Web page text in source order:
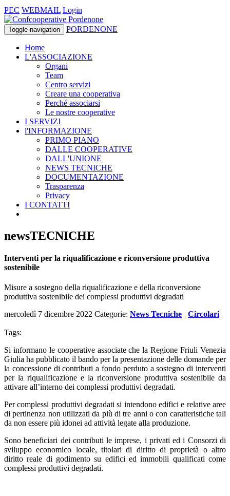
PEC WEBMAIL Login
Toggle navigation PORDENONE
Home
L'ASSOCIAZIONE
Organi
Team
Centro servizi
Creare una cooperativa
Perché associarsi
Le nostre cooperative
I SERVIZI
l'INFORMAZIONE
PRIMO PIANO
DALLE COOPERATIVE
DALL'UNIONE
NEWS TECNICHE
DOCUMENTAZIONE
Trasparenza
Privacy
I CONTATTI
newsTECNICHE
Interventi per la riqualificazione e riconversione produttiva
sostenibile
Misure a sostegno della riqualificazione e della riconversione
produttiva sostenibile dei complessi produttivi degradati
mercoledì 7 dicembre 2022 Categorie: News Tecniche Circolari
Tags:
Si informano le cooperative associate che la Regione Friuli Venezia
Giulia ha pubblicato il bando per la presentazione delle domande per
la concessione di contributi a fondo perduto a sostegno di interventi
per la riqualificazione e la riconversione produttiva sostenibile da
attivare all’interno dei complessi produttivi degradati.
Per complessi produttivi degradati si intendono edifici e relative aree
di pertinenza non utilizzati da più di tre anni o con caratteristiche tali
da non essere più idonei ad attività legate alla produzione.
Sono beneficiari dei contributi le imprese, i privati ed i Consorzi di
sviluppo economico locale, titolari di diritto di proprietà o altro
diritto reale di godimento su edifici ed immobili qualificati come
complessi produttivi degradati.